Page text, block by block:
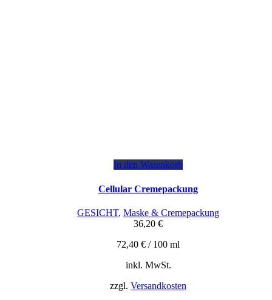
In den Warenkorb
Cellular Cremepackung
GESICHT, Maske & Cremepackung
36,20 €
72,40 € / 100 ml
inkl. MwSt.
zzgl. Versandkosten